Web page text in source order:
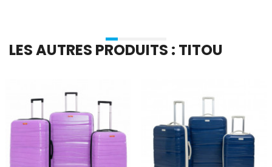
LES AUTRES PRODUITS : TITOU